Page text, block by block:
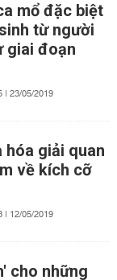
mổ đặc biệt
từ người
giai đoạn
| 23/05/2019
hóa giải quan
về kích cỡ
| 12/05/2019
cho những